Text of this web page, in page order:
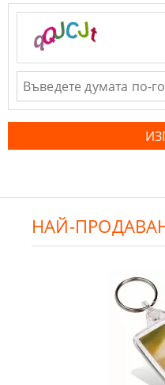
НАЙ-